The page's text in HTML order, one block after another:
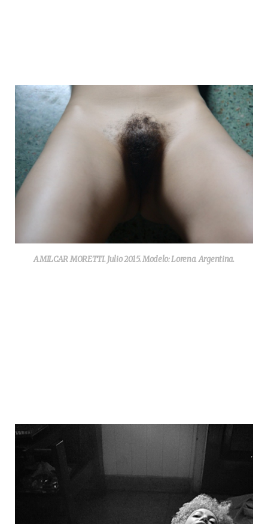
AMILCAR MORETTI. Julio 2015. Modelo: Lorena. Argentina.